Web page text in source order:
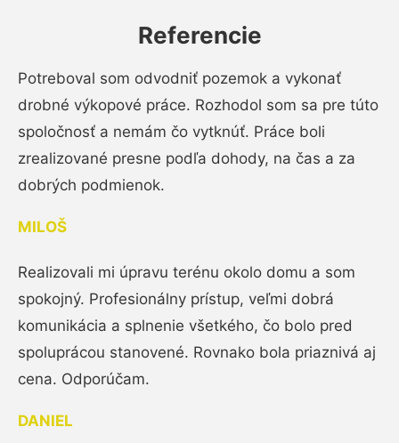
Referencie
Potreboval som odvodniť pozemok a vykonať
drobné výkopové práce. Rozhodol som sa pre túto
spoločnosť a nemám čo vytknúť. Práce boli
zrealizované presne podľa dohody, na čas a za
dobrých podmienok.
MILOŠ
Realizovali mi úpravu terénu okolo domu a som
spokojný. Profesionálny prístup, veľmi dobrá
komunikácia a splnenie všetkého, čo bolo pred
spoluprácou stanovené. Rovnako bola priaznivá aj
cena. Odporúčam.
DANIEL